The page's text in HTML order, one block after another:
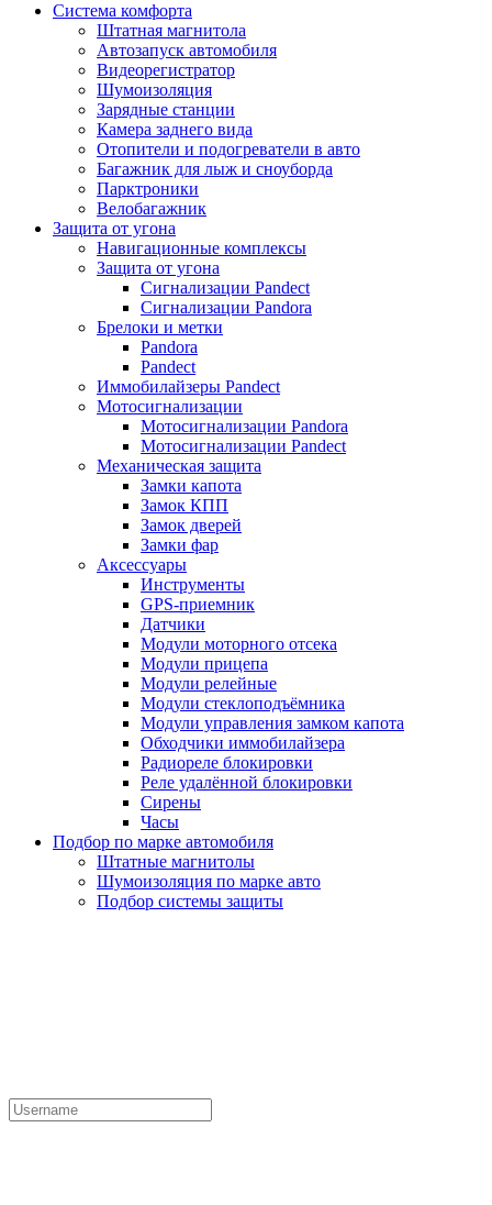
Система комфорта
Штатная магнитола
Автозапуск автомобиля
Видеорегистратор
Шумоизоляция
Зарядные станции
Камера заднего вида
Отопители и подогреватели в авто
Багажник для лыж и сноуборда
Парктроники
Велобагажник
Защита от угона
Навигационные комплексы
Защита от угона
Сигнализации Pandect
Сигнализации Pandora
Брелоки и метки
Pandora
Pandect
Иммобилайзеры Pandect
Мотосигнализации
Мотосигнализации Pandora
Мотосигнализации Pandect
Механическая защита
Замки капота
Замок КПП
Замок дверей
Замки фар
Аксессуары
Инструменты
GPS-приемник
Датчики
Модули моторного отсека
Модули прицепа
Модули релейные
Модули стеклоподъёмника
Модули управления замком капота
Обходчики иммобилайзера
Радиореле блокировки
Реле удалённой блокировки
Сирены
Часы
Подбор по марке автомобиля
Штатные магнитолы
Шумоизоляция по марке авто
Подбор системы защиты